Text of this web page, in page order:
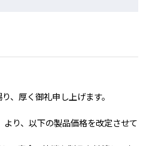
、厚く御礼申し上げます。
り、以下の製品価格を改定させて